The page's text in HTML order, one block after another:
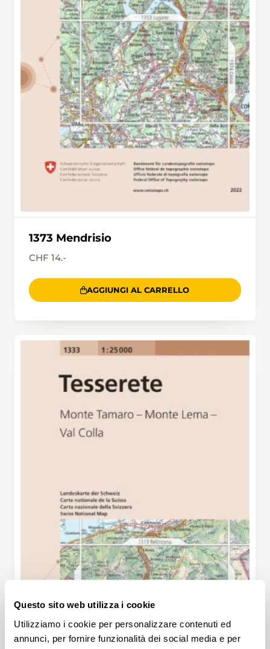
Questo sito web utilizza i cookie
Utilizziamo i cookie per personalizzare contenuti ed
annunci, per fornire funzionalità dei social media e per
1373 Mendrisio
CHF 14.-
AGGIUNGI AL CARRELLO